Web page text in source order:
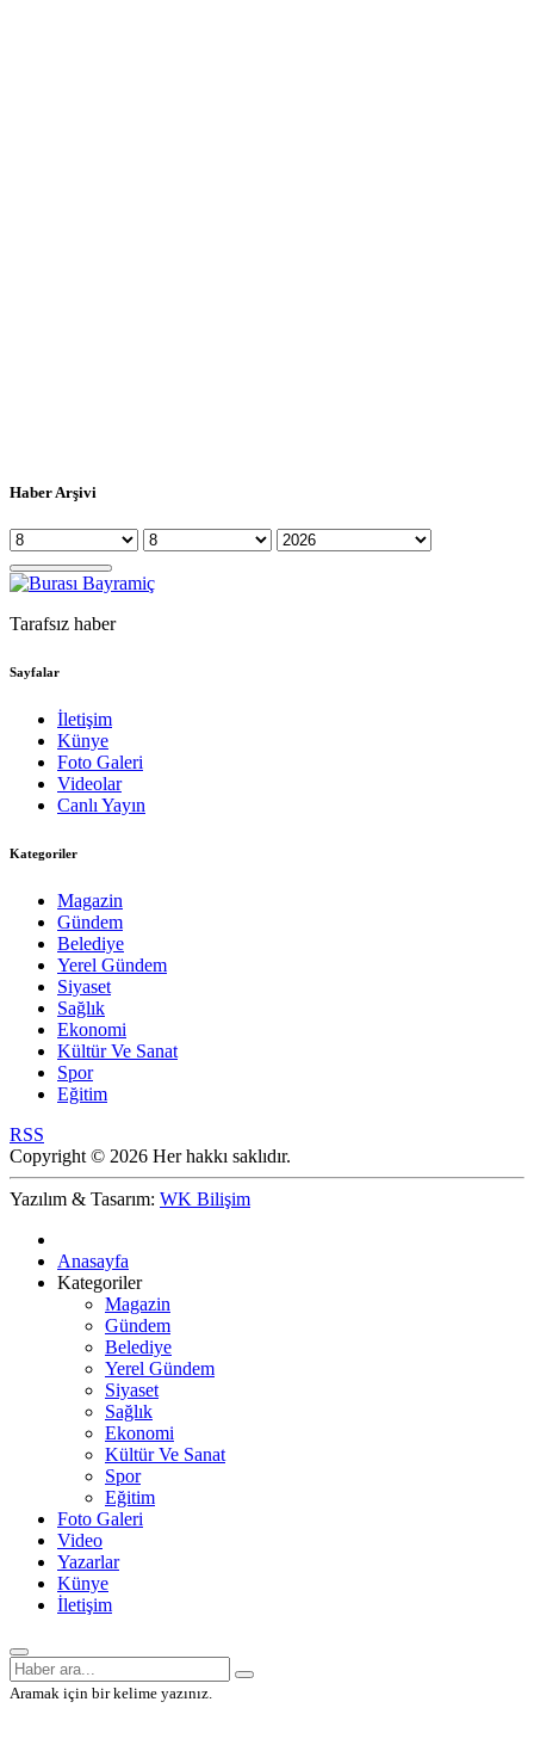
Haber Arşivi
Tarafsız haber
Sayfalar
İletişim
Künye
Foto Galeri
Videolar
Canlı Yayın
Kategoriler
Magazin
Gündem
Belediye
Yerel Gündem
Siyaset
Sağlık
Ekonomi
Kültür Ve Sanat
Spor
Eğitim
RSS
Copyright © 2026 Her hakkı saklıdır.
Yazılım & Tasarım: WK Bilişim
Anasayfa
Kategoriler
Magazin
Gündem
Belediye
Yerel Gündem
Siyaset
Sağlık
Ekonomi
Kültür Ve Sanat
Spor
Eğitim
Foto Galeri
Video
Yazarlar
Künye
İletişim
Aramak için bir kelime yazınız.